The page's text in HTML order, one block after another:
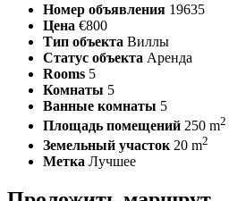
Номер объявления 19635
Цена €800
Тип объекта Виллы
Статус объекта Аренда
Rooms 5
Комнаты 5
Ванные комнаты 5
Площадь помещений 250 m2
Земельный участок 20 m2
Метка Лучшее